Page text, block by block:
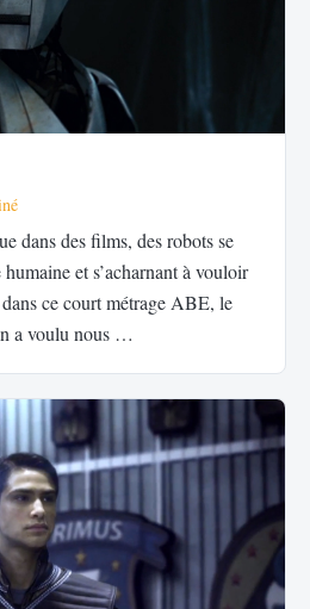
dans des films, des robots se
et s’acharnant à vouloir
ce court métrage ABE, le
a voulu nous …